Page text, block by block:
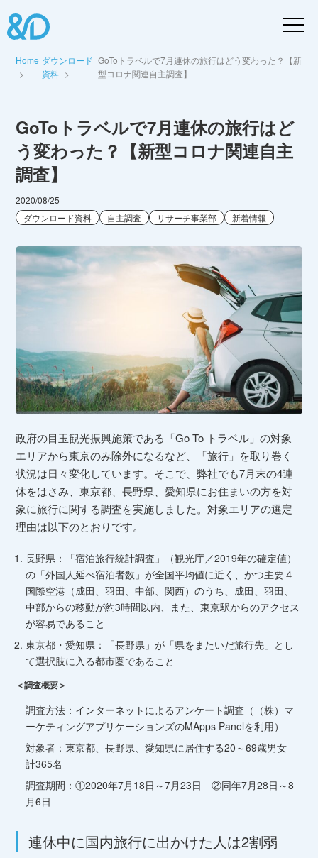
Home ダウンロード
資料
GoToトラベルで7月連休の旅行はどう変わった？【新
型コロナ関連自主調査】
GoToトラベルで7月連休の旅行はど
う変わった？【新型コロナ関連自主
調査】
2020/08/25
ダウンロード資料
自主調査 リサーチ事業部 新着情報
政府の目玉観光振興施策である「Go To トラベル」の対象
エリアから東京のみ除外になるなど、「旅行」を取り巻く
状況は日々変化しています。そこで、弊社でも7月末の4連
休をはさみ、東京都、長野県、愛知県にお住まいの方を対
象に旅行に関する調査を実施しました。対象エリアの選定
理由は以下のとおりです。
長野県：「宿泊旅行統計調査」（観光庁／2019年の確定値）
の「外国人延べ宿泊者数」が全国平均値に近く、かつ主要４
国際空港（成田、羽田、中部、関西）のうち、成田、羽田、
中部からの移動が約3時間以内、また、東京駅からのアクセス
が容易であること
東京都・愛知県：「長野県」が「県をまたいだ旅行先」とし
て選択肢に入る都市圏であること
＜調査概要＞
調査方法：インターネットによるアンケート調査（（株）マ
ーケティングアプリケーションズのMApps Panelを利用）
対象者：東京都、長野県、愛知県に居住する20～69歳男女
計365名
調査期間：①2020年7月18日～7月23日 ②同年7月28日～8
月6日
連休中に国内旅行に出かけた人は2割弱